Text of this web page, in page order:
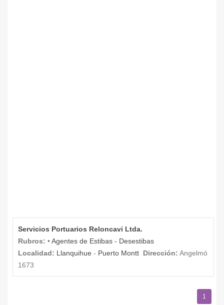
Servicios Portuarios Reloncavi Ltda.
Rubros: •Agentes de Estibas - Desestibas
Localidad: Llanquihue - Puerto Montt Dirección: Angelmó
1673
1